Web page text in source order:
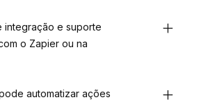
integração e suporte
o Zapier ou na
automatizar ações